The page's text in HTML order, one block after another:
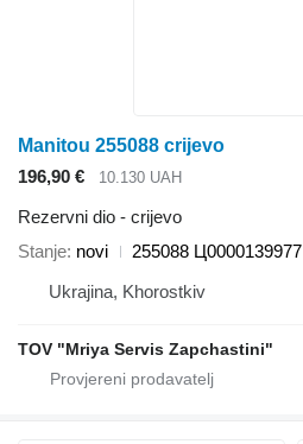
Manitou 255088 crijevo
196,90 €
10.130 UAH
Rezervni dio - crijevo
Stanje novi
255088 Ц0000139977
Ukrajina, Khorostkiv
TOV "Mriya Servis Zapchastini"